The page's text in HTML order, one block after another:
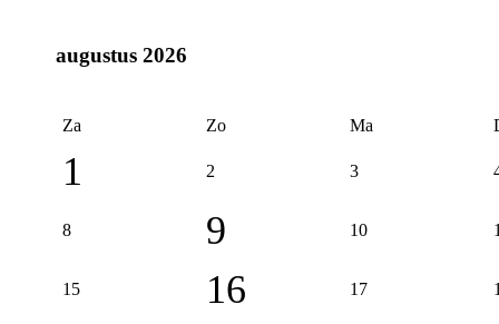
augustus 2026
Za Zo Ma
1 2 3
8 9 10
15 16 17